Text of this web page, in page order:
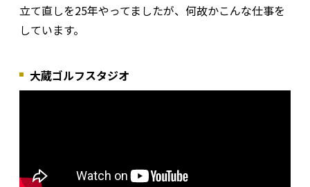
立て直しを25年やってましたが、何故かこんな仕事を
しています。
大蔵ゴルフスタジオ